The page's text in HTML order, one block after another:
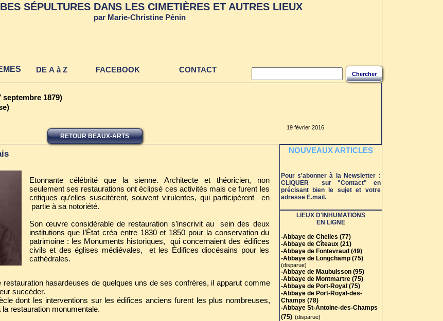
RETOUR BEAUX-ARTS
septembre 1879)
Etonnante célébrité que la sienne. Architecte et théoricien, non
seulement ses restaurations ont éclipsé ces activités mais ce furent les
critiques qu’elles suscitèrent, souvent virulentes, qui participèrent en
partie à sa notoriété.
Son œuvre considérable de restauration s’inscrivit au sein des deux
institutions que l’État créa entre 1830 et 1850 pour la conservation du
patrimoine : les Monuments historiques, qui concernaient des édifices
civils et des églises médiévales, et les Édifices diocésains pour les
cathédrales.
restauration hasardeuses de quelques uns de ses confrères, il apparut comme
succéder.
dont les interventions sur les édifices anciens furent les plus nombreuses,
la restauration monumentale.
19 février 2016
TOMBES ET SEPULTURES DANS LES
CIMETIERES ET AUTRES LIEUX
SÉPULTURES DANS LES CIMETIÈRES ET AUTRES LIEUX
par Marie-Christine Pénin
FACEBOOK
DE A à Z Chercher
CONTACT
NOUVEAUX ARTICLES
Pour s'abonner à la Newsletter :
CLIQUER sur "Contact" en
précisant bien le sujet et votre
adresse E.mail.
LIEUX D'INHUMATIONS
EN LIGNE
-Abbaye de Chelles (77)
-Abbaye de Cîteaux (21)
-Abbaye de Fontevraud (49)
-Abbaye de Longchamp (75)
(disparue)
-Abbaye de Maubuisson (95)
-Abbaye de Montmartre (75)
-Abbaye de Port-Royal (75)
-Abbaye de Port-Royal-des-
Champs (78)
-Abbaye St-Antoine-des-Champs
(75) (disparue)